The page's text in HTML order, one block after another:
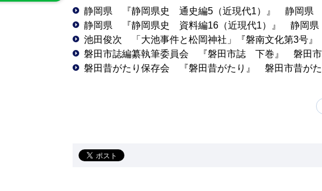
静岡県 『静岡県史 通史編5（近現代1）』 静岡県
静岡県 『静岡県史 資料編16（近現代1）』 静岡
池田俊次 「大池事件と松岡神社」『磐南文化第3号
磐田市誌編纂執筆委員会 『磐田市誌 下巻』 磐田
磐田昔がたり保存会 『磐田昔がたり』 磐田市昔が